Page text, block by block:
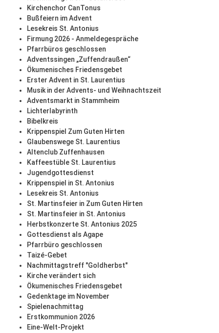
Kirchenchor CanTonus
Bußfeiern im Advent
Lesekreis St. Antonius
Firmung 2026 - Anmeldegespräche
Pfarrbüros geschlossen
Adventssingen „Zuffendraußen“
Ökumenisches Friedensgebet
Erster Advent in St. Laurentius
Musik in der Advents- und Weihnachtszeit
Adventsmarkt in Stammheim
Lichterlabyrinth
Bibelkreis
Krippenspiel Zum Guten Hirten
Glaubenswege St. Laurentius
Altenclub Zuffenhausen
Kaffeestüble St. Laurentius
Jugendgottesdienst
Krippenspiel in St. Antonius
Lesekreis St. Antonius
St. Martinsfeier in Zum Guten Hirten
St. Martinsfeier in St. Antonius
Herbstkonzerte St. Antonius 2025
Gottesdienst als Agape
Pfarrbüro geschlossen
Taizé-Gebet
Nachmittagstreff "Goldherbst"
Kirche verändert sich
Ökumenisches Friedensgebet
Gedenktage im November
Spielenachmittag
Erstkommunion 2026
Eine-Welt-Projekt